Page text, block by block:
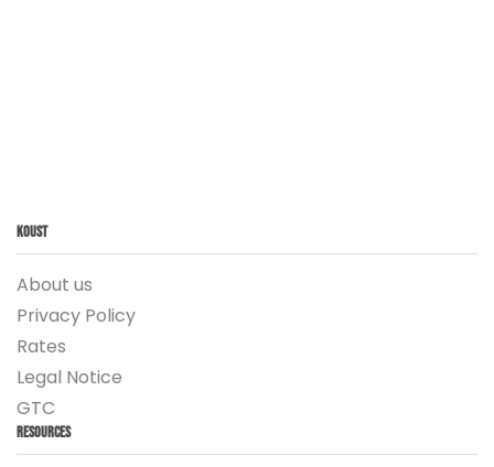
Koust
About us
Privacy Policy
Rates
Legal Notice
GTC
Resources